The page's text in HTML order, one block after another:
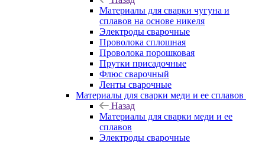
Материалы для сварки чугуна и
сплавов на основе никеля
Электроды сварочные
Проволока сплошная
Проволока порошковая
Прутки присадочные
Флюс сварочный
Ленты сварочные
Материалы для сварки меди и ее сплавов
Назад
Материалы для сварки меди и ее
сплавов
Электроды сварочные